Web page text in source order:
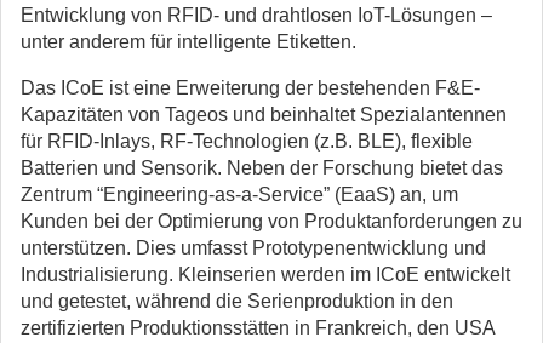
Entwicklung von RFID- und drahtlosen IoT-Lösungen –
unter anderem für intelligente Etiketten.
Das ICoE ist eine Erweiterung der bestehenden F&E-
Kapazitäten von Tageos und beinhaltet Spezialantennen
für RFID-Inlays, RF-Technologien (z.B. BLE), flexible
Batterien und Sensorik. Neben der Forschung bietet das
Zentrum “Engineering-as-a-Service” (EaaS) an, um
Kunden bei der Optimierung von Produktanforderungen zu
unterstützen. Dies umfasst Prototypenentwicklung und
Industrialisierung. Kleinserien werden im ICoE entwickelt
und getestet, während die Serienproduktion in den
zertifizierten Produktionsstätten in Frankreich, den USA